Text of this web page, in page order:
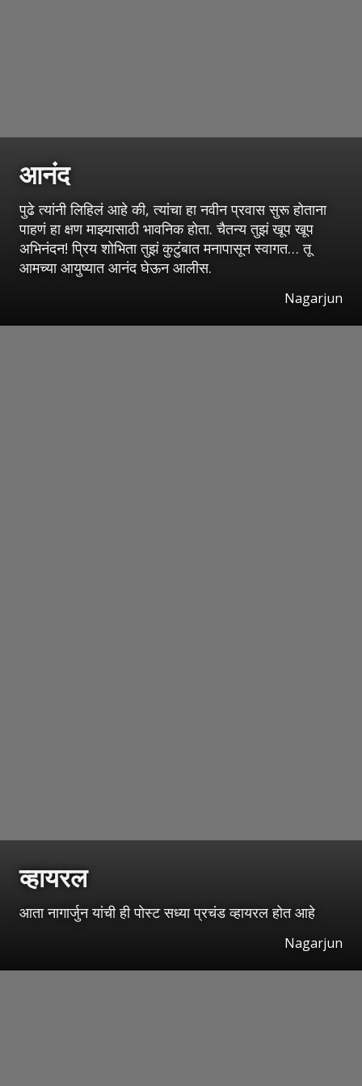
आनंद
पुढे त्यांनी लिहिलं आहे की, त्यांचा हा नवीन प्रवास सुरू होताना
पाहणं हा क्षण माझ्यासाठी भावनिक होता. चैतन्य तुझं खूप खूप
अभिनंदन! प्रिय शोभिता तुझं कुटुंबात मनापासून स्वागत… तू
आमच्या आयुष्यात आनंद घेऊन आलीस.
Nagarjun
व्हायरल
आता नागार्जुन यांची ही पोस्ट सध्या प्रचंड व्हायरल होत आहे
Nagarjun